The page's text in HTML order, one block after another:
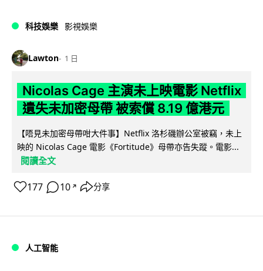
科技娛樂 影視娛樂
Lawton 1 日
Nicolas Cage 主演未上映電影 Netflix
遺失未加密母帶 被索償 8.19 億港元
【唔見未加密母帶咁大件事】Netflix 洛杉磯辦公室被竊，未上
映的 Nicolas Cage 電影《Fortitude》母帶亦告失蹤。電影...
閱讀全文
177 10 ↗ 分享
人工智能